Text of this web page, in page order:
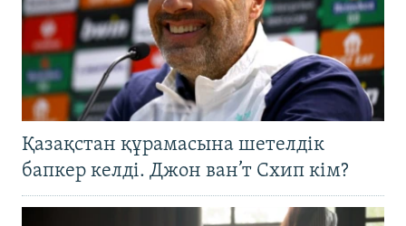
Қазақстан құрамасына шетелдік
бапкер келді. Джон ван’т Схип кім?